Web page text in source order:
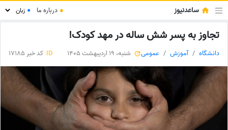
ساعدنیوز ● درباره ما ●
تجاوز به پسر شش ساله در مهد کودک!
دانشگاه آموزش عمومی شنبه، 19 اردیبهشت 1405 ID کد خبر 17185